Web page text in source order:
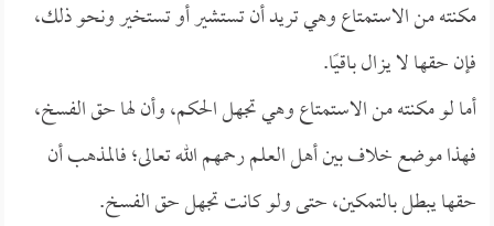
مكنته من الاستمتاع وهي تريد أن تستشير أو تستخير ونحو ذلك،
فإن حقها لا يزال باقيًا.
أما لو مكنته من الاستمتاع وهي تجهل الحكم، وأن لها حق الفسخ،
فهذا موضع خلاف بين أهل العلم رحمهم الله تعالى؛ فالمذهب أن
حقها يبطل بالتمكين، حتى ولو كانت تجهل حق الفسخ.